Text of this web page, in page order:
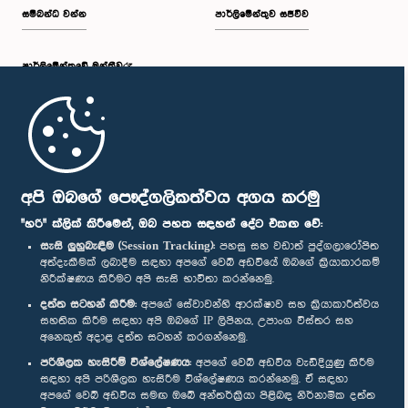
අපි ඔබගේ පෞද්ගලිකත්වය අගය කරමු
"හරි" ක්ලික් කිරීමෙන්, ඔබ පහත සඳහන් දේට එකඟ වේ:
සැසි ලුහුබැඳීම (Session Tracking): පහසු සහ වඩාත් පුද්ගලාරෝපිත
අත්දැකීමක් ලබාදීම සඳහා අපගේ වෙබ් අඩවියේ ඔබගේ ක්‍රියාකාරකම්
නිරීක්ෂණය කිරීමට අපි සැසි භාවිතා කරන්නෙමු.
දත්ත සටහන් කිරීම: අපගේ සේවාවන්හි ආරක්ෂාව සහ ක්‍රියාකාරීත්වය
සහතික කිරීම සඳහා අපි ඔබගේ IP ලිපිනය, උපාංග විස්තර සහ
අනෙකුත් අදාළ දත්ත සටහන් කරගන්නෙමු.
පරිශීලක හැසිරීම් විශ්ලේෂණය: අපගේ වෙබ් අඩවිය වැඩිදියුණු කිරීම
සඳහා අපි පරිශීලක හැසිරීම විශ්ලේෂණය කරන්නෙමු. ඒ සඳහා
අපගේ වෙබ් අඩවිය සමඟ ඔබේ අන්තර්ක්‍රියා පිළිබඳ නිර්නාමික දත්ත
සම්බන්ධ වන්න
පාර්ලි‌මේන්තුවේ මන්ත්‍රීවරු
මුල් පිටුව
පාර්ලිමේන්තුව සජීවීව
පාර්ලිමේන්තු ජංගම යෙදුම
අප හා සම්බන්ධ වී සිටින්න :
සම්මාන